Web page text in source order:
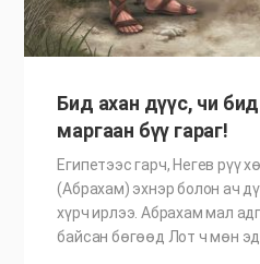
Бид ахан дүүс, чи
маргаан бүү гараг!
Египетээс гарч, Негев рүү
(Абрахам) эхнэр болон ач
хүрч ирлээ. Абрахам мал
байсан бөгөөд Лот ч мөн